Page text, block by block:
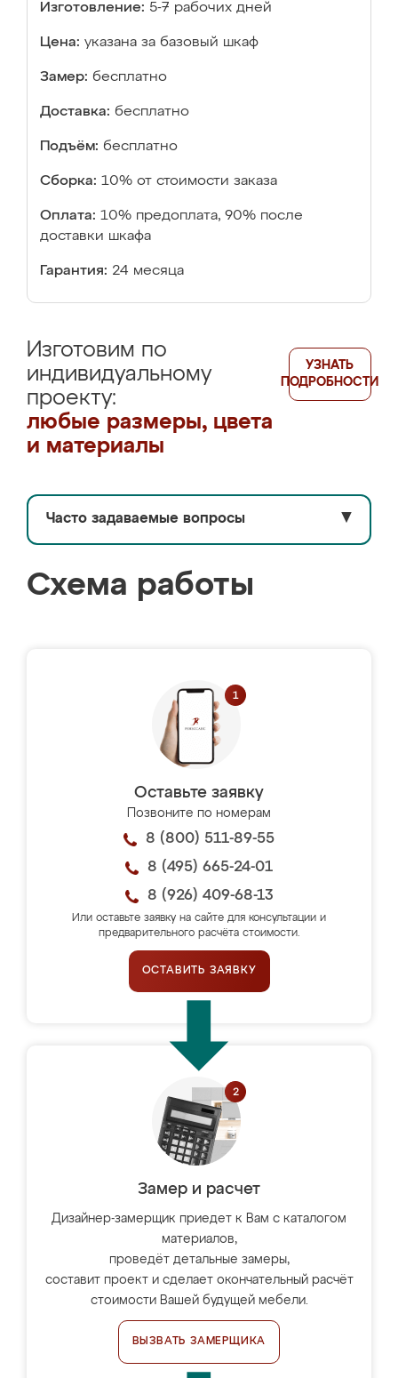
Изготовление: 5-7 рабочих дней
Цена: указана за базовый шкаф
Замер: бесплатно
Доставка: бесплатно
Подъём: бесплатно
Сборка: 10% от стоимости заказа
Оплата: 10% предоплата, 90% после
доставки шкафа
Гарантия: 24 месяца
Изготовим по
индивидуальному
проекту:
любые размеры, цвета
и материалы
УЗНАТЬ
ПОДРОБНОСТИ
Часто задаваемые вопросы ▼
Схема работы
Оставьте заявку
Позвоните по номерам
8 (800) 511-89-55
8 (495) 665-24-01
8 (926) 409-68-13
Или оставьте заявку на сайте для консультации и
предварительного расчёта стоимости.
ОСТАВИТЬ ЗАЯВКУ
Замер и расчет
Дизайнер-замерщик приедет к Вам с каталогом
материалов,
проведёт детальные замеры,
составит проект и сделает окончательный расчёт
стоимости Вашей будущей мебели.
ВЫЗВАТЬ ЗАМЕРЩИКА